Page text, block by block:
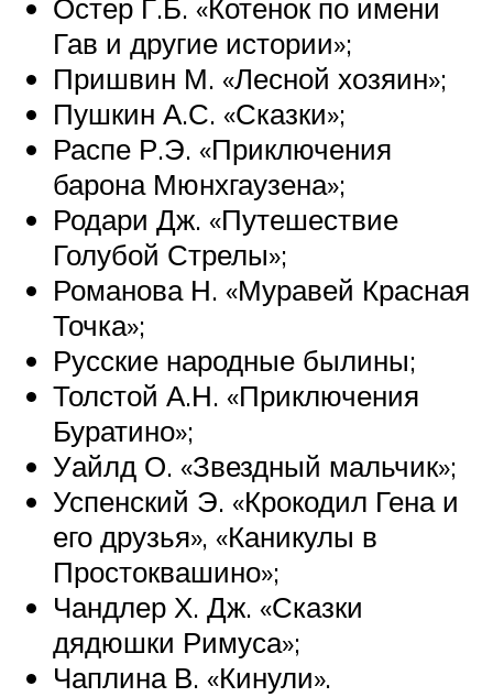
Остер Г.Б. «Котенок по имени
Гав и другие истории»;
Пришвин М. «Лесной хозяин»;
Пушкин А.С. «Сказки»;
Распе Р.Э. «Приключения
барона Мюнхгаузена»;
Родари Дж. «Путешествие
Голубой Стрелы»;
Романова Н. «Муравей Красная
Точка»;
Русские народные былины;
Толстой А.Н. «Приключения
Буратино»;
Уайлд О. «Звездный мальчик»;
Успенский Э. «Крокодил Гена и
его друзья», «Каникулы в
Простоквашино»;
Чандлер Х. Дж. «Сказки
дядюшки Римуса»;
Чаплина В. «Кинули».